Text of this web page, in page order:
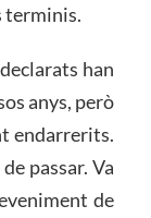
terminis.
han
anys, però
endarrerits.
passar. Va
de